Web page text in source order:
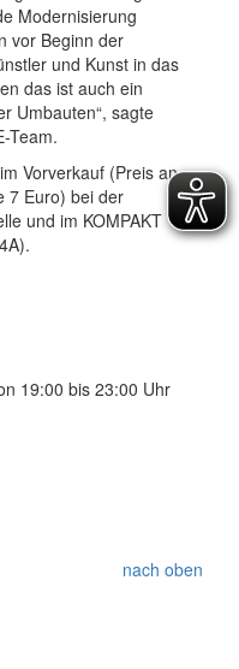
Modernisierung
vor Beginn der
und Kunst in das
das ist auch ein
Umbauten“, sagte
Team.
Vorverkauf (Preis an
7 Euro) bei der
und im KOMPAKT
19:00 bis 23:00 Uhr
nach oben